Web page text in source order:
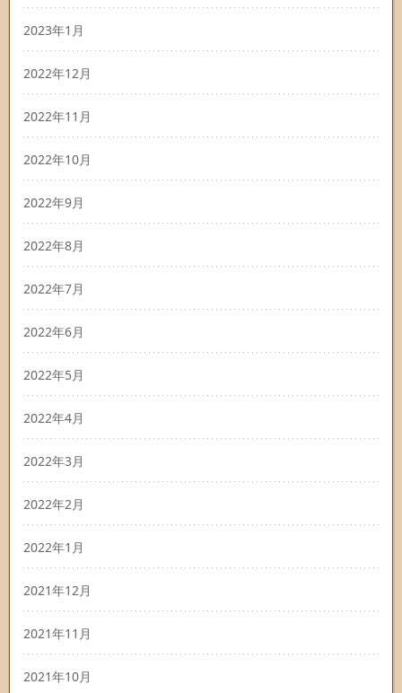
2023年1月
2022年12月
2022年11月
2022年10月
2022年9月
2022年8月
2022年7月
2022年6月
2022年5月
2022年4月
2022年3月
2022年2月
2022年1月
2021年12月
2021年11月
2021年10月